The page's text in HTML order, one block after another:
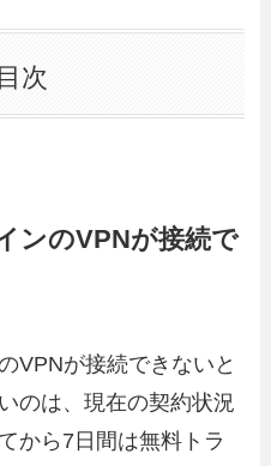
目次
ンのVPNが接続で
VPNが接続できないと
のは、現在の契約状況
から7日間は無料トラ